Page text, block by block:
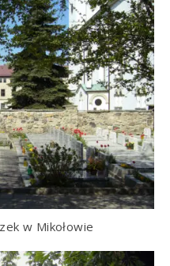
w Mikołowie